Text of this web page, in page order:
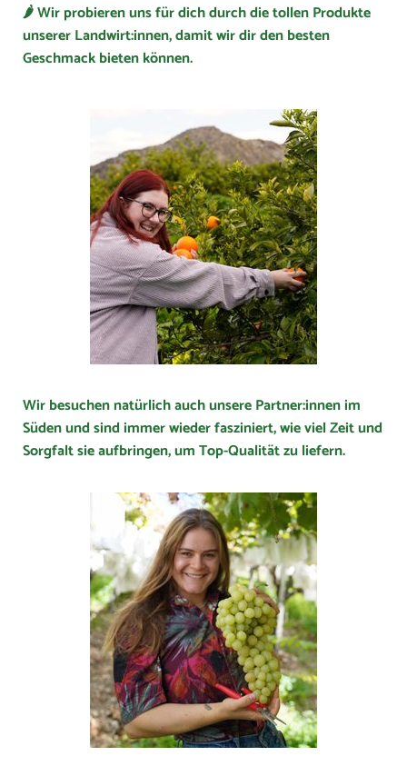
🌶 Wir probieren uns für dich durch die tollen Produkte
unserer Landwirt:innen, damit wir dir den besten
Geschmack bieten können.
Wir besuchen natürlich auch unsere Partner:innen im
Süden und sind immer wieder fasziniert, wie viel Zeit und
Sorgfalt sie aufbringen, um Top-Qualität zu liefern.